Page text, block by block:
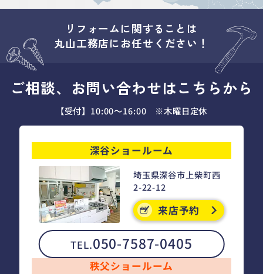
リフォームに関することは
丸山工務店にお任せください！
ご相談、お問い合わせはこちらから
【受付】10:00～16:00 ※木曜日定休
深谷ショールーム
埼玉県深谷市上柴町西
2-22-12
来店予約
TEL.050-7587-0405
秩父ショールーム